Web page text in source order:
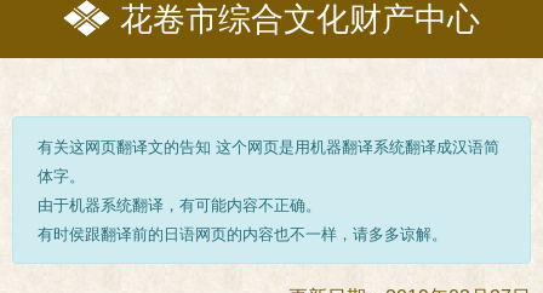
花卷市综合文化财产中心
有关这网页翻译文的告知 这个网页是用机器翻译系统翻译成汉语简
体字。
由于机器系统翻译，有可能内容不正确。
有时侯跟翻译前的日语网页的内容也不一样，请多多谅解。